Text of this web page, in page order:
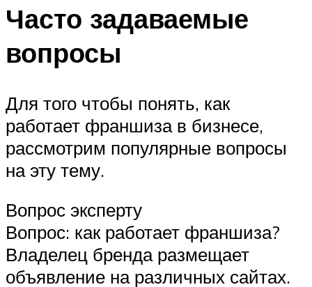
Часто задаваемые
вопросы
Для того чтобы понять, как
работает франшиза в бизнесе,
рассмотрим популярные вопросы
на эту тему.
Вопрос эксперту
Вопрос: как работает франшиза?
Владелец бренда размещает
объявление на различных сайтах.